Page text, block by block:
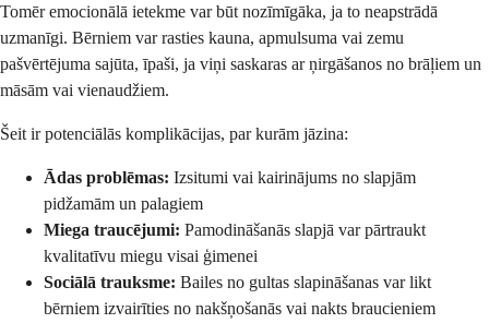
Tomēr emocionālā ietekme var būt nozīmīgāka, ja to neapstrādā
uzmanīgi. Bērniem var rasties kauna, apmulsuma vai zemu
pašvērtējuma sajūta, īpaši, ja viņi saskaras ar ņirgāšanos no brāļiem un
māsām vai vienaudžiem.
Šeit ir potenciālās komplikācijas, par kurām jāzina:
Ādas problēmas: Izsitumi vai kairinājums no slapjām
pidžamām un palagiem
Miega traucējumi: Pamodināšanās slapjā var pārtraukt
kvalitatīvu miegu visai ģimenei
Sociālā trauksme: Bailes no gultas slapināšanas var likt
bērniem izvairīties no nakšņošanās vai nakts braucieniem